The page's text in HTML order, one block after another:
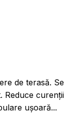
de terasă. Se
Reduce curenții
ușoară...